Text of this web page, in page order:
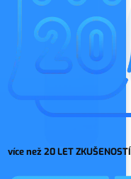
více než 20 LET ZKUŠENOSTÍ